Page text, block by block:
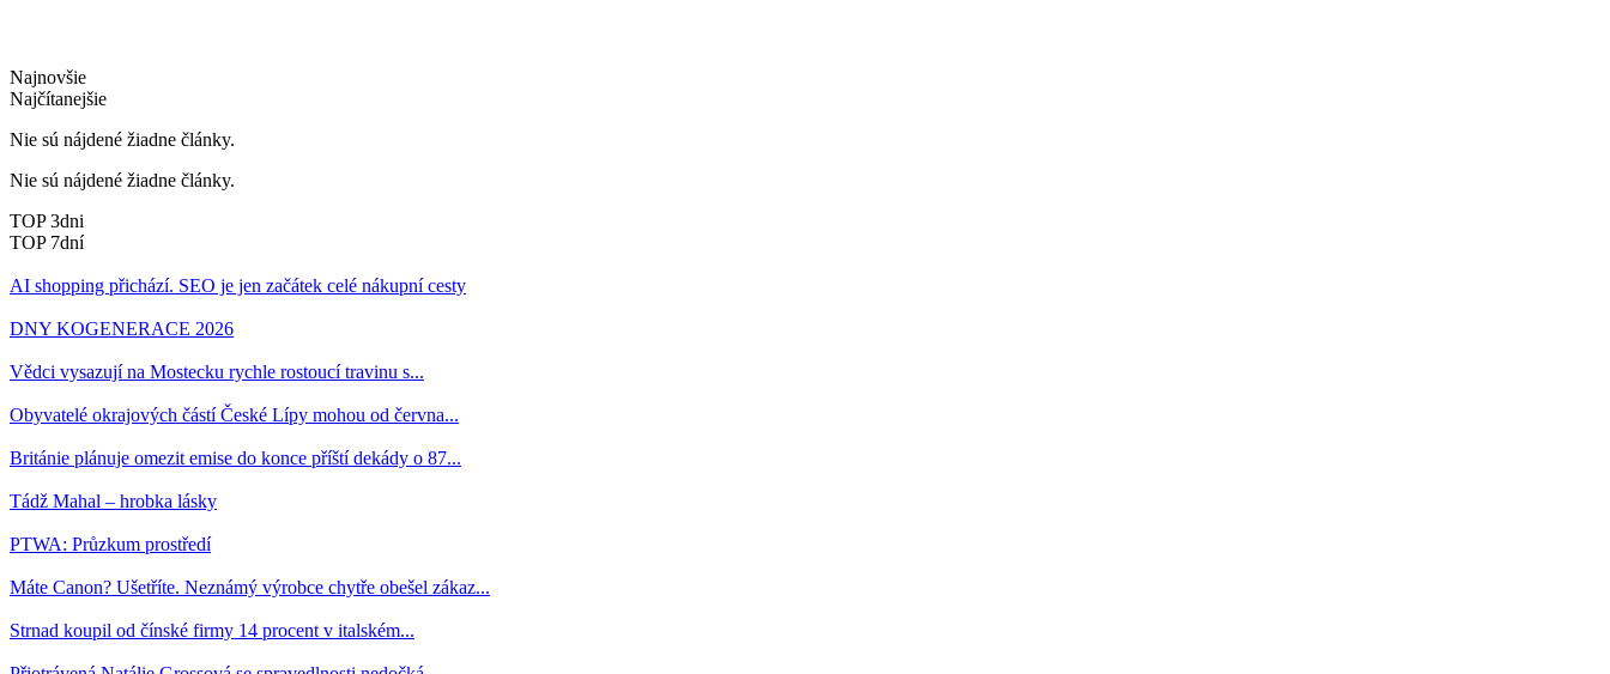
Najnovšie
Najčítanejšie
Nie sú nájdené žiadne články.
Nie sú nájdené žiadne články.
TOP 3dni
TOP 7dní
AI shopping přichází. SEO je jen začátek celé nákupní cesty
DNY KOGENERACE 2026
Vědci vysazují na Mostecku rychle rostoucí travinu s...
Obyvatelé okrajových částí České Lípy mohou od června...
Británie plánuje omezit emise do konce příští dekády o 87...
Tádž Mahal – hrobka lásky
PTWA: Průzkum prostředí
Máte Canon? Ušetříte. Neznámý výrobce chytře obešel zákaz...
Strnad koupil od čínské firmy 14 procent v italském...